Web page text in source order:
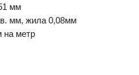
мм
мм, жила 0,08мм
на метр